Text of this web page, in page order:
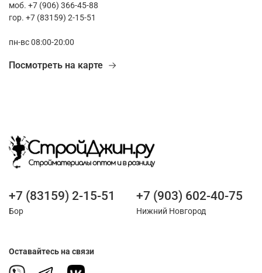
моб. +7 (906) 366-45-88
гор. +7 (83159) 2-15-51
пн-вс 08:00-20:00
Посмотреть на карте
+7 (83159) 2-15-51
Бор
+7 (903) 602-40-75
Нижний Новгород
Оставайтесь на связи